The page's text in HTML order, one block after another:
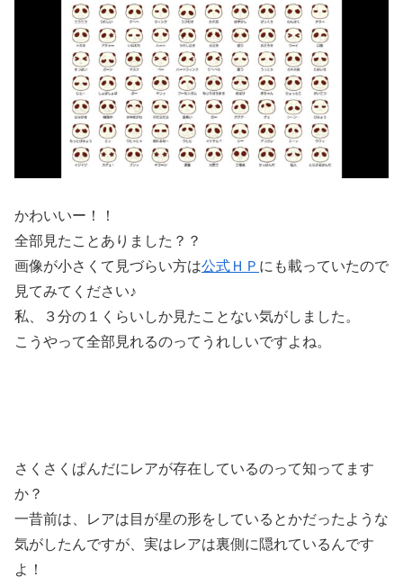
かわいいー！！
全部見たことありました？？
画像が小さくて見づらい方は公式ＨＰ にも載っていたので
見てみてください♪
私、３分の１くらいしか見たことない気がしました。
こうやって全部見れるのってうれしいですよね。
さくさくぱんだにレアが存在しているのって知ってます
か？
一昔前は、レアは目が星の形をしているとかだったような
気がしたんですが、実はレアは裏側に隠れているんです
よ！